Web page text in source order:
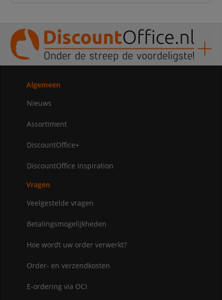
Algemeen
Nieuws
Assortiment
DiscountOffice+
DiscountOffice Inspiration
Vragen
Veelgestelde vragen
Betalingsmogelijkheden
Hoe wordt uw order verwerkt?
Order- en verzendkosten
E-ordering via OCI